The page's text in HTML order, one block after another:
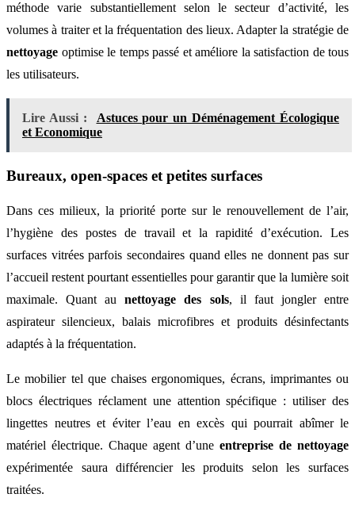
méthode varie substantiellement selon le secteur d’activité, les
volumes à traiter et la fréquentation des lieux. Adapter la stratégie de
nettoyage optimise le temps passé et améliore la satisfaction de tous
les utilisateurs.
Lire Aussi :
Astuces pour un Déménagement Écologique
et Economique
Bureaux, open-spaces et petites surfaces
Dans ces milieux, la priorité porte sur le renouvellement de l’air,
l’hygiène des postes de travail et la rapidité d’exécution. Les
surfaces vitrées parfois secondaires quand elles ne donnent pas sur
l’accueil restent pourtant essentielles pour garantir que la lumière soit
maximale. Quant aunettoyage des sols, il faut jongler entre
aspirateur silencieux, balais microfibres et produits désinfectants
adaptés à la fréquentation.
Le mobilier tel que chaises ergonomiques, écrans, imprimantes ou
blocs électriques réclament une attention spécifique : utiliser des
lingettes neutres et éviter l’eau en excès qui pourrait abîmer le
matériel électrique. Chaque agent d’une entreprise de nettoyage
expérimentée saura différencier les produits selon les surfaces
traitées.